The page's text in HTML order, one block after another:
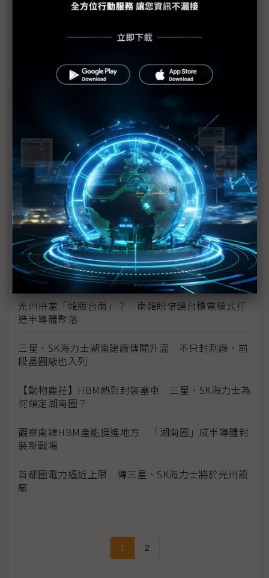
三星、SK海力士建廠光州 終極願景在矽光子生態系
三星全永鉉：光州2座晶圓廠要落地 需擴建核電
全羅道半導體聚落成形 材料設備生態系薄弱成最大
南韓仿台打造半導體聚落 家登董座：難複製的是供
三星宣布2,655兆韓元鉅額投資計畫 南韓四大區域
分工成形
打造第二半導體基地 三星、SK海力士砸800兆韓元
增記憶體廠
圖表1分鐘：三星、SK海力士南韓800兆韓元新廠布局
三星、SK地方投資藍圖將揭曉 南韓半導體版圖擬向
光州地區擴張
光州拼當「韓版台南」？ 南韓盼借鏡台積電模式打
造半導體聚落
三星、SK海力士湖南建廠傳聞升溫 不只封測廠、前
段晶圓廠也入列
【動物農莊】HBM熱到封裝塞車 三星、SK海力士為
何鎖定湖南圈？
觀察南韓HBM產能挺進地方 「湖南圈」成半導體封
裝新戰場
首都圈電力逼近上限 傳三星、SK海力士將於光州設
廠
1 2